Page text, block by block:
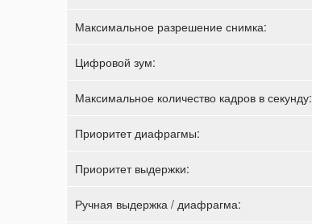
Максимальное разрешение снимка:
Цифровой зум:
Максимальное количество кадров в секунду:
Приоритет диафрагмы:
Приоритет выдержки:
Ручная выдержка / диафрагма: